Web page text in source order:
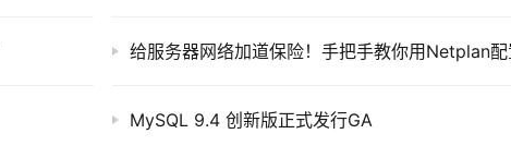
MySQL 9.4 创新版正式发行GA